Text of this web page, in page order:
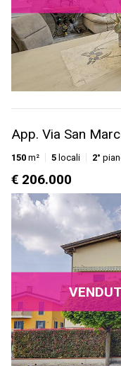
App. Via San
150 m² 5 locali 2°
€ 206.000